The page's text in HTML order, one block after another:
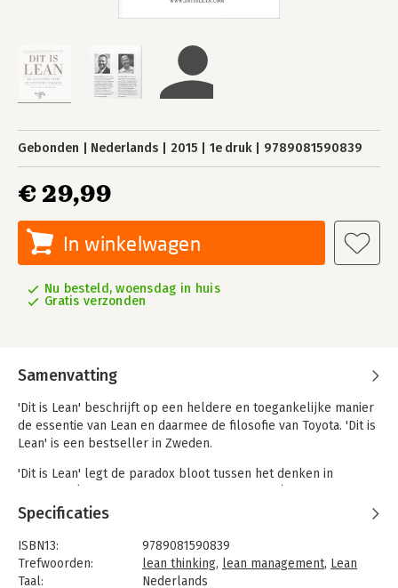
Gebonden Nederlands 2015 1e druk 9789081590839
€ 29,99
In winkelwagen
Nu besteld, woensdag in huis
Gratis verzonden
Samenvatting
'Dit is Lean' beschrijft op een heldere en toegankelijke manier
de essentie van Lean en daarmee de filosofie van Toyota. 'Dit is
Lean' is een bestseller in Zweden.
'Dit is Lean' legt de paradox bloot tussen het denken in
denken in flow, doorstroming. Wanneer je processen vanuit de
klant bekijkt, dan kom je altijd tot de conclusie dat de klant
een snelle doorstroming van het proces vraagt. Hij/zij wil zijn
product of dienst namelijk zo snel mogelijk geleverd krijgen.
En toch zijn wij daar als 'leverancier' niet altijd mee bezig
Specificaties
ISBN13:
9789081590839
Trefwoorden:
lean thinking, lean management, Lean
Taal:
Nederlands